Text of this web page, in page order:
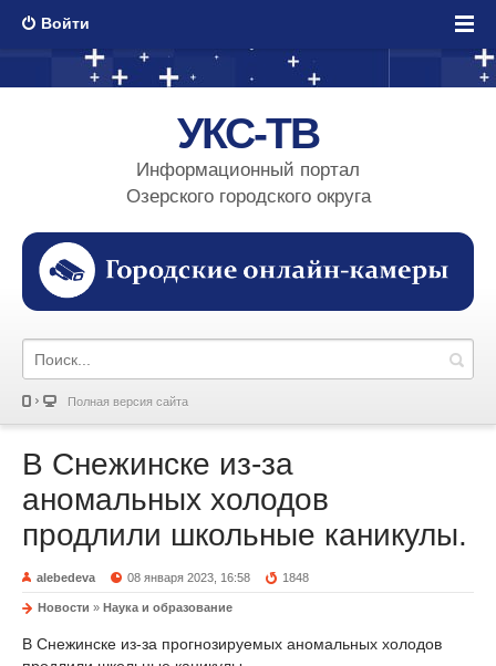
Войти
УКС-ТВ
Информационный портал
Озерского городского округа
Полная версия сайта
В Снежинске из-за
аномальных холодов
продлили школьные каникулы.
alebedeva 08 января 2023, 16:58 1848
Новости » Наука и образование
В Снежинске из-за прогнозируемых аномальных холодов